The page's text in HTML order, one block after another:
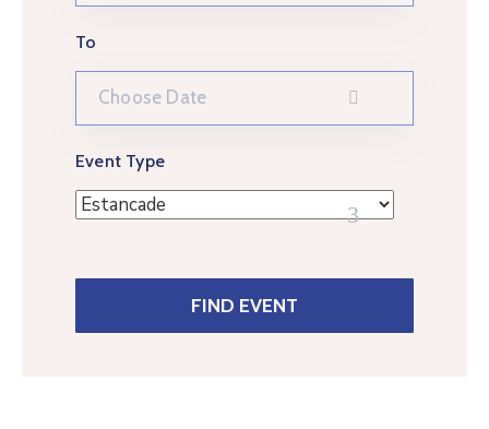
To
Event Type